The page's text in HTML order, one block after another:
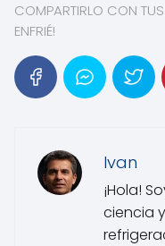
COMPARTIRLO CON
ENFRIÉ!
Ivan
¡Hola!
ciencia